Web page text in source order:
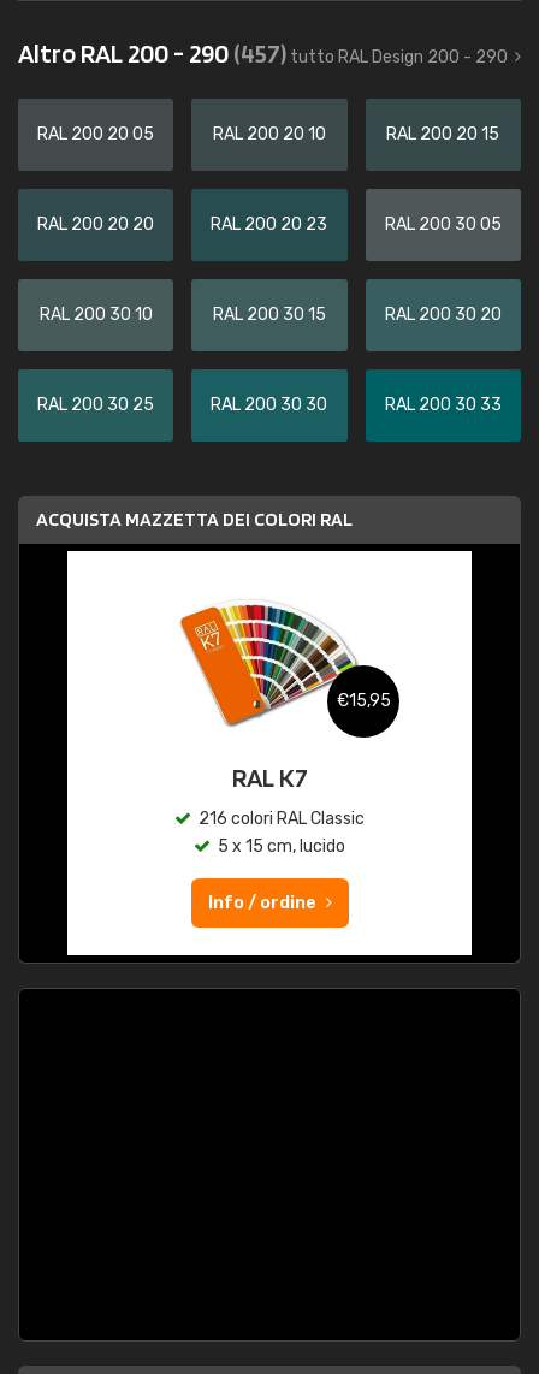
Altro RAL 200 - 290(457) tutto RAL Design 200 - 290
RAL 200 20 05 RAL 200 20 10 RAL 200 20 15
RAL 200 20 20 RAL 200 20 23 RAL 200 30 05
RAL 200 30 10 RAL 200 30 15 RAL 200 30 20
RAL 200 30 25 RAL 200 30 30 RAL 200 30 33
ACQUISTA MAZZETTA DEI COLORI RAL
€15,95
RAL K7
216 colori RAL Classic
5 x 15 cm, lucido
Info / ordine